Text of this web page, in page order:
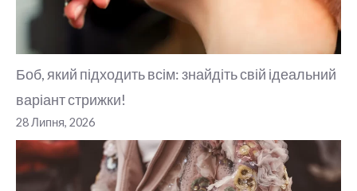
Боб, який підходить всім: знайдіть свій ідеальний
варіант стрижки!
28 Липня, 2026